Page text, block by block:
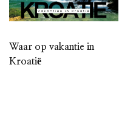
Waar op vakantie in
Kroatië